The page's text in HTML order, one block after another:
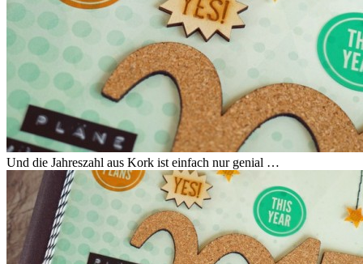
Und die Jahreszahl aus Kork ist einfach nur genial …